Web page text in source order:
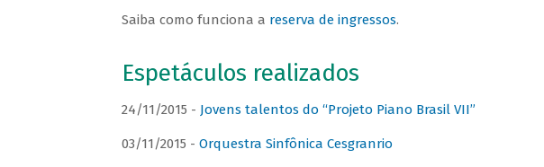
Saiba como funciona a reserva de ingressos.
Espetáculos realizados
24/11/2015 - Jovens talentos do “Projeto Piano Brasil VII”
03/11/2015 - Orquestra Sinfônica Cesgranrio